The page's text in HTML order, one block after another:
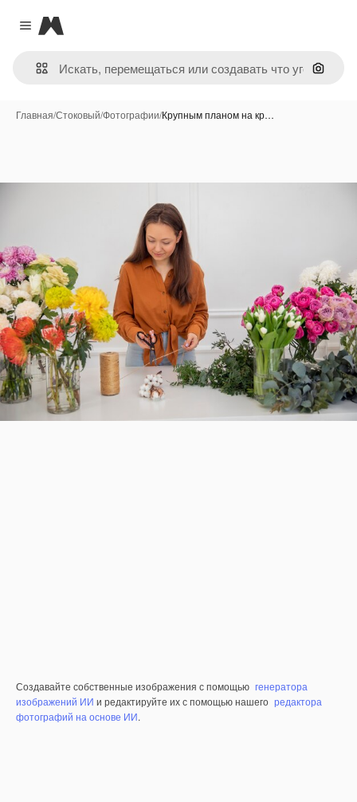
Close menu
Magnific
Поиск
Главная/Стоковый/Фотографии/Крупным планом на кр…
Создавайте собственные изображения с помощью генератора
изображений ИИ и редактируйте их с помощью нашего редактора
фотографий на основе ИИ.